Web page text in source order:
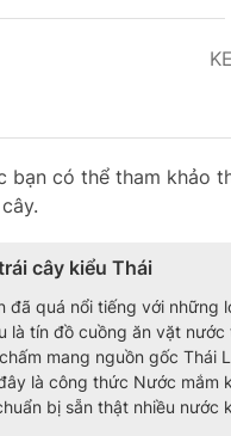
bạn có thể tham khảo
cây kiểu Thái
đã quá nổi tiếng với
là tín đồ cuồng ăn vặt
mang nguồn gốc Thái
là công thức Nước mắm
bị sẵn thật nhiều